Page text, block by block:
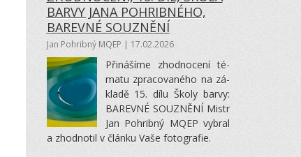
BARVY JANA POHRIBNÉHO,
BAREVNÉ SOUZNĚNÍ
Jan Pohribný MQEP | 17.02.2026
Při­ná­šíme zhod­no­cení té­
matu zpra­co­va­ného na zá­
kladě 15. dílu Školy barvy:
BA­REVNÉ SOUZNĚNÍ Mistr
Jan Po­hribný MQEP vy­bral
a zhod­no­til v článku Vaše fo­to­gra­fie.